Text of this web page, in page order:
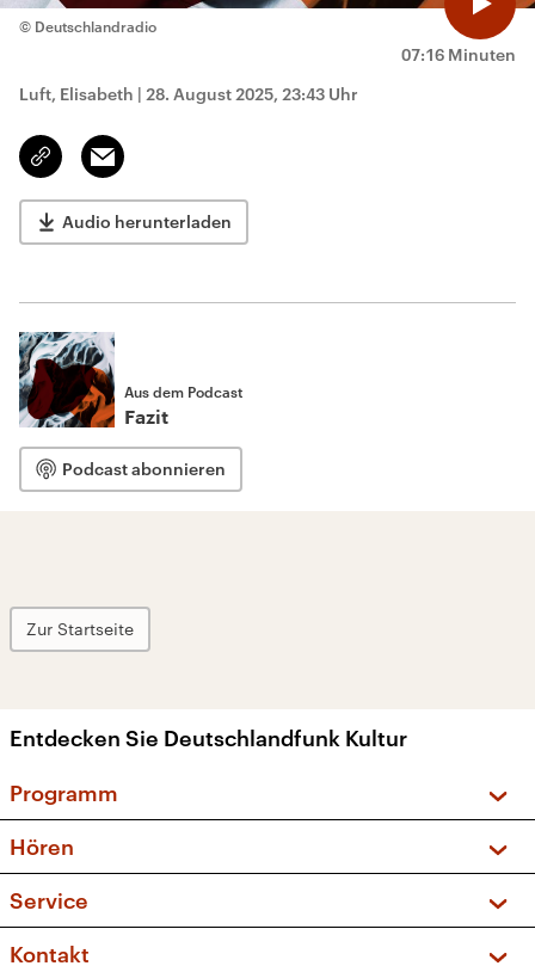
07:16 Minuten
© Deutschlandradio
Luft, Elisabeth | 28. August 2025, 23:43 Uhr
Link
kopieren/teilen
Email
Audio herunterladen
Aus dem Podcast
Fazit
Podcast abonnieren
Zur Startseite
Entdecken Sie Deutschlandfunk Kultur
Programm
Sendungen und Podcasts
Musikliste
Kakadu – Das Kinderprogramm
Hören
Frequenzen (UKW + DAB+)
Service
FAQ
Kontakt